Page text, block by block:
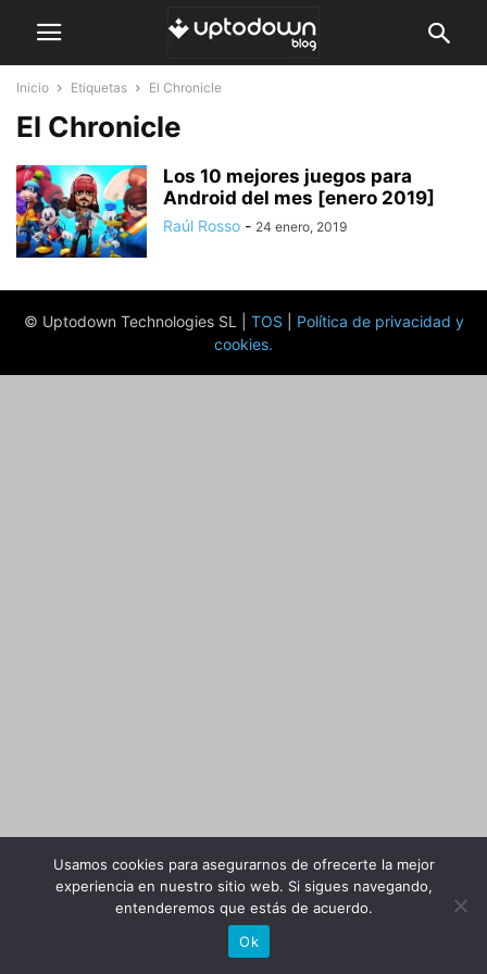
Inicio Etiquetas El Chronicle
El Chronicle
Los 10 mejores juegos para
Android del mes [enero 2019]
Raúl Rosso - 24 enero, 2019
© Uptodown Technologies SL | TOS
Política de privacidad y
cookies.
Usamos cookies para asegurarnos de ofrecerte la mejor
experiencia en nuestro sitio web. Si sigues navegando,
entenderemos que estás de acuerdo.
Ok